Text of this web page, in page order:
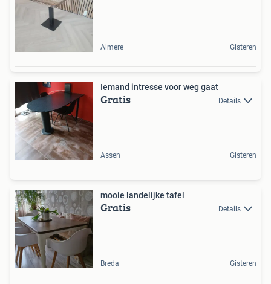
Almere Gisteren
Iemand intresse voor weg gaat
Gratis Details
Assen Gisteren
mooie landelijke tafel
Gratis Details
Breda Gisteren